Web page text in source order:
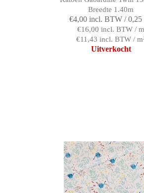
Breedte 1.40m
€4,00 incl. BTW / 0,25
€16,00 incl. BTW / m
€11,43 incl. BTW /
Uitverkocht